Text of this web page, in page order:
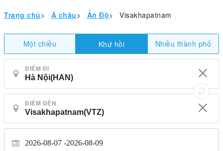
Trang chủ> Á châu> Ấn Độ> Visakhapatnam
Một chiều Khứ hồi Nhiều thành phố
ĐIỂM ĐI
ĐIỂM ĐẾN
2026-08-07 2026-08-09